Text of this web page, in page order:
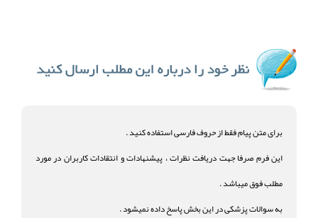
برای متن پیام فقط از حروف فارسی استفاده کنید .
این فرم صرفا جهت دریافت نظرات ، پیشنهادات و انتقادات کاربران در مورد
مطلب فوق میباشد .
به سوالات پزشکی در این بخش پاسخ داده نمیشود .